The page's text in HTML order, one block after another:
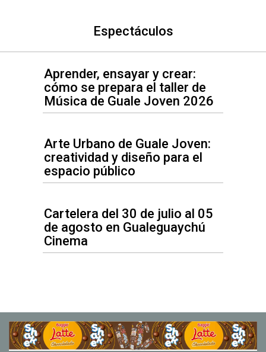
Espectáculos
Aprender, ensayar y crear:
cómo se prepara el taller de
Música de Guale Joven 2026
Arte Urbano de Guale Joven:
creatividad y diseño para el
espacio público
Cartelera del 30 de julio al 05
de agosto en Gualeguaychú
Cinema